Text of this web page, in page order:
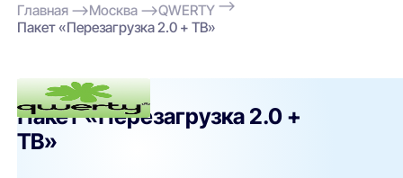
Главная Москва
QWERTY
Пакет «Перезагрузка 2.0 + ТВ»
QWERTY
Пакет «Перезагрузка 2.0 +
ТВ»